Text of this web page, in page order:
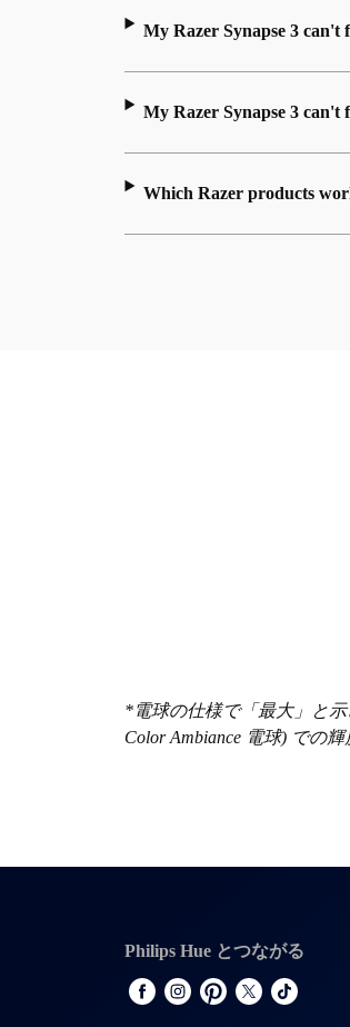
My Razer Synapse 3
My Razer Synapse 3 can't
Which Razer products
*電球の仕様で「最大」と示
Color Ambiance 電球) での
Philips Hue とつながる